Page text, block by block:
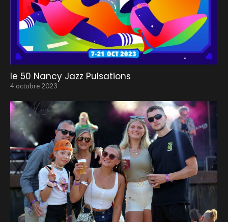
le 50 Nancy Jazz Pulsations
4 octobre 2023